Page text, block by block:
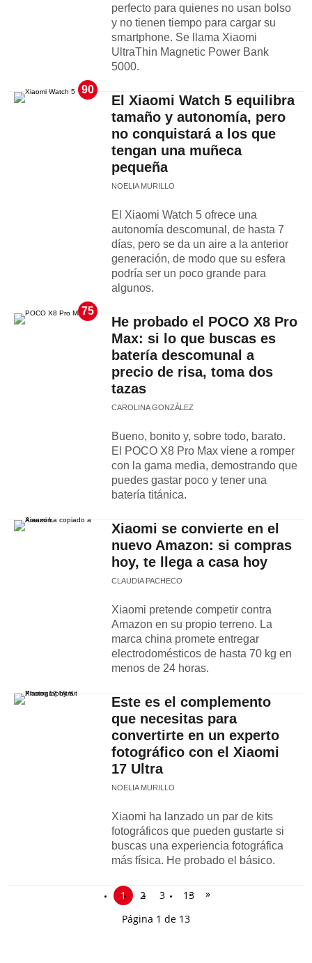
perfecto para quienes no usan bolso
y no tienen tiempo para cargar su
smartphone. Se llama Xiaomi
UltraThin Magnetic Power Bank
5000.
90
El Xiaomi Watch 5 equilibra
tamaño y autonomía, pero
no conquistará a los que
tengan una muñeca
pequeña
NOELIA MURILLO
El Xiaomi Watch 5 ofrece una
autonomía descomunal, de hasta 7
días, pero se da un aire a la anterior
generación, de modo que su esfera
podría ser un poco grande para
algunos.
75
He probado el POCO X8 Pro
Max: si lo que buscas es
batería descomunal a
precio de risa, toma dos
tazas
CAROLINA GONZÁLEZ
Bueno, bonito y, sobre todo, barato.
El POCO X8 Pro Max viene a romper
con la gama media, demostrando que
puedes gastar poco y tener una
batería titánica.
Xiaomi se convierte en el
nuevo Amazon: si compras
hoy, te llega a casa hoy
CLAUDIA PACHECO
Xiaomi pretende competir contra
Amazon en su propio terreno. La
marca china promete entregar
electrodomésticos de hasta 70 kg en
menos de 24 horas.
Este es el complemento
que necesitas para
convertirte en un experto
fotográfico con el Xiaomi
17 Ultra
NOELIA MURILLO
Xiaomi ha lanzado un par de kits
fotográficos que pueden gustarte si
buscas una experiencia fotográfica
más física. He probado el básico.
1 2 3 13
»
Página 1 de 13